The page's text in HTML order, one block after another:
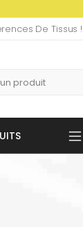
De Tissus !